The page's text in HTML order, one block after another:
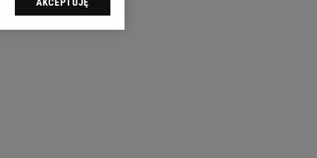
sp. z o.o., jej
swoje preferencje
celów identyfikacji.